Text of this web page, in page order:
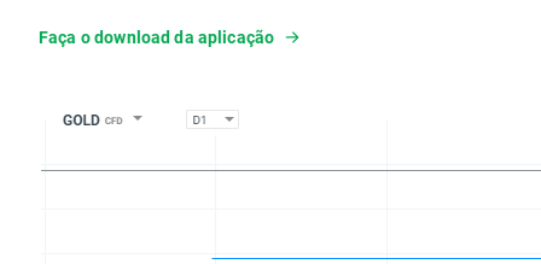
Faça o download da aplicação